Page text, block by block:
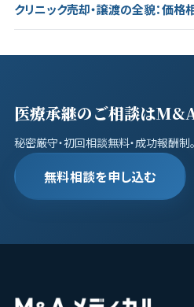
クリニック売却・譲渡の全貌：価格
医療承継のご相談は
秘密厳守・初回相談無料・成功報酬制。
無料相談を申し込む